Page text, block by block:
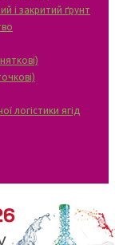
і закритий ґрунт
логістики ягід